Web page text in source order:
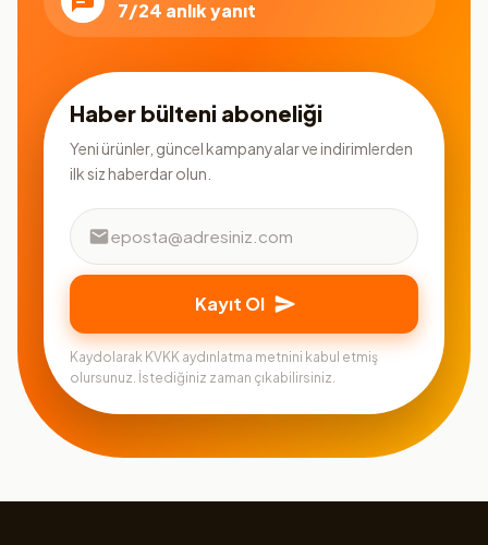
7/24 anlık yanıt
Haber bülteni aboneliği
Yeni ürünler, güncel kampanyalar ve indirimlerden
ilk siz haberdar olun.
Kayıt Ol
Kaydolarak KVKK aydınlatma metnini kabul etmiş
olursunuz. İstediğiniz zaman çıkabilirsiniz.